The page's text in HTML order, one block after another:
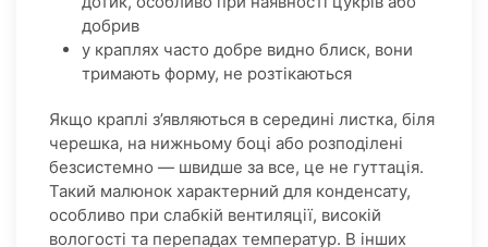
добрив
у краплях часто добре видно блиск, вони
тримають форму, не розтікаються
Якщо краплі з’являються в середині листка, біля
черешка, на нижньому боці або розподілені
безсистемно — швидше за все, це не гуттація.
Такий малюнок характерний для конденсату,
особливо при слабкій вентиляції, високій
вологості та перепадах температур. В інших